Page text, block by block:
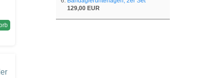
129,00 EUR